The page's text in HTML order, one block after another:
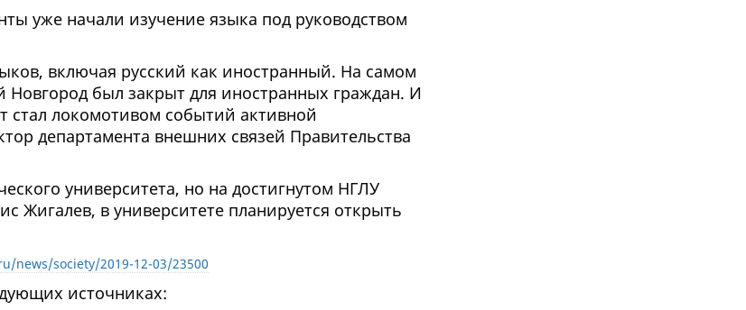
уже начали изучение языка под руководством
включая русский как иностранный. На самом
Новгород был закрыт для иностранных граждан. И
стал локомотивом событий активной
департамента внешних связей Правительства
университета, но на достигнутом НГЛУ
Жигалев, в университете планируется открыть
news/society/2019-12-03/23500
источниках: